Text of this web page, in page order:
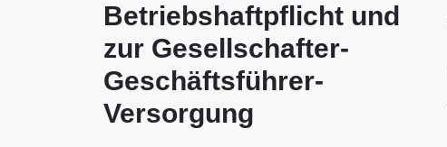
Betriebshaftpflicht und
zur Gesellschafter-
Geschäftsführer-
Versorgung